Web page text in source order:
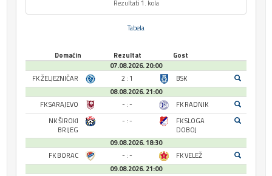
Rezultati 1. kola
Tabela
Domaćin Rezultat
Gost
07.08.2026. 20:00
FK ŽELJEZNIČAR
2 : 1
BSK
08.08.2026. 21:00
FK SARAJEVO
- : -
FK RADNIK
NK ŠIROKI
BRIJEG
- : -
FK SLOGA
DOBOJ
09.08.2026. 18:30
FK BORAC
- : -
FK VELEŽ
09.08.2026. 21:00